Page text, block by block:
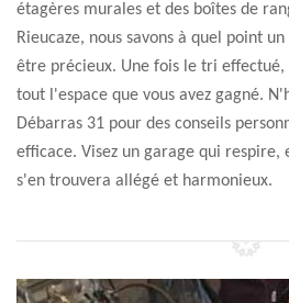
étagères murales et des boîtes de
Rieucaze, nous savons à quel point
être précieux. Une fois le tri effectué,
tout l'espace que vous avez gagné.
Débarras 31 pour des conseils
efficace. Visez un garage qui
s'en trouvera allégé et harmonieux.